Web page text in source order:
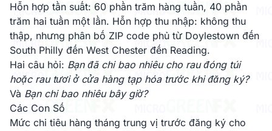
Hỗn hợp tần suất: 60 phần trăm hàng tuần, 40 phần
trăm hai tuần một lần. Hỗn hợp thu nhập: không thu
thập, nhưng phân bố ZIP code phủ từ Doylestown đến
South Philly đến West Chester đến Reading.
Hai câu hỏi: Bạn đã chi bao nhiêu cho rau đóng túi
hoặc rau tươi ở cửa hàng tạp hóa trước khi đăng ký?
Và Bạn chi bao nhiêu bây giờ?
Các Con Số
Mức chi tiêu hàng tháng trung vị trước đăng ký cho